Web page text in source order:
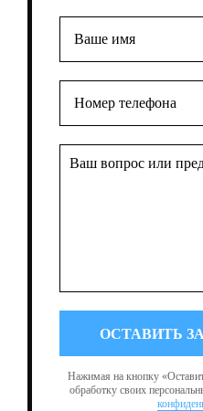
Нажимая на кнопку
обработку своих